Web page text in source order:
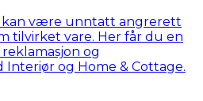
kan være unntatt angrerett
tilvirket vare. Her får du en
og
Interiør og Home & Cottage.